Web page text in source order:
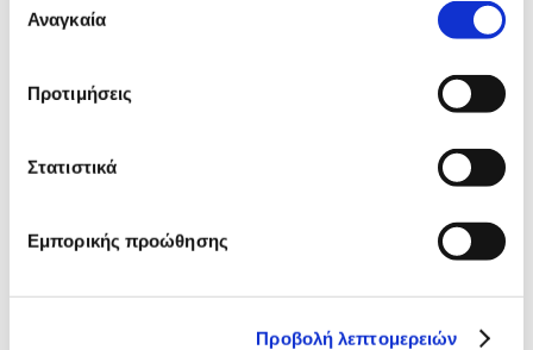
των υπηρεσιών τους.
συγκατάθεσης
Αναγκαία
Προτιμήσεις
Στατιστικά
Εμπορικής προώθησης
Προβολή λεπτομερειών